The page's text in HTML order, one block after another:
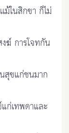
ม้ในสิกขา ก็ไม่
ฆ์ การโจทกัน
สุขแก่ชนมาก
ก่เทพดาและ